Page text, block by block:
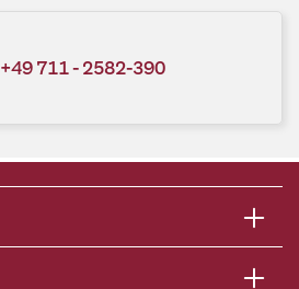
+49 711 - 2582-390